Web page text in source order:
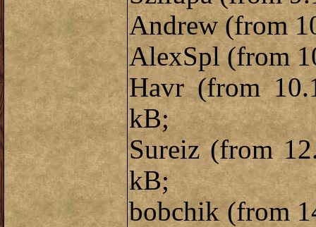
Andrew (from
AlexSpl (from
Havr (from
kB;
Sureiz (from
kB;
bobchik (from